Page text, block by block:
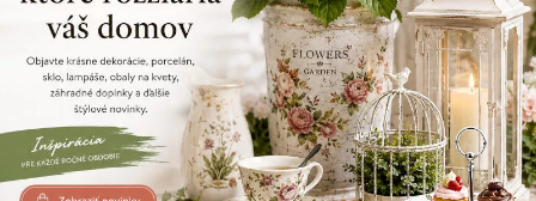
14/19
Zdielajte tento produkt